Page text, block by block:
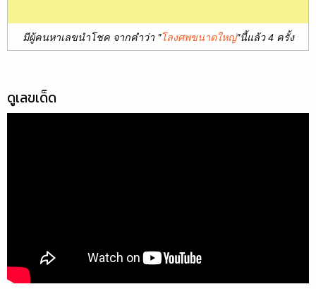
มีผู้คนหาเลขนำโชค จากคำว่า "โลงศพขนาดใหญ่"นี้แล้ว 4 ครั้ง
ดูเลขเด็ด